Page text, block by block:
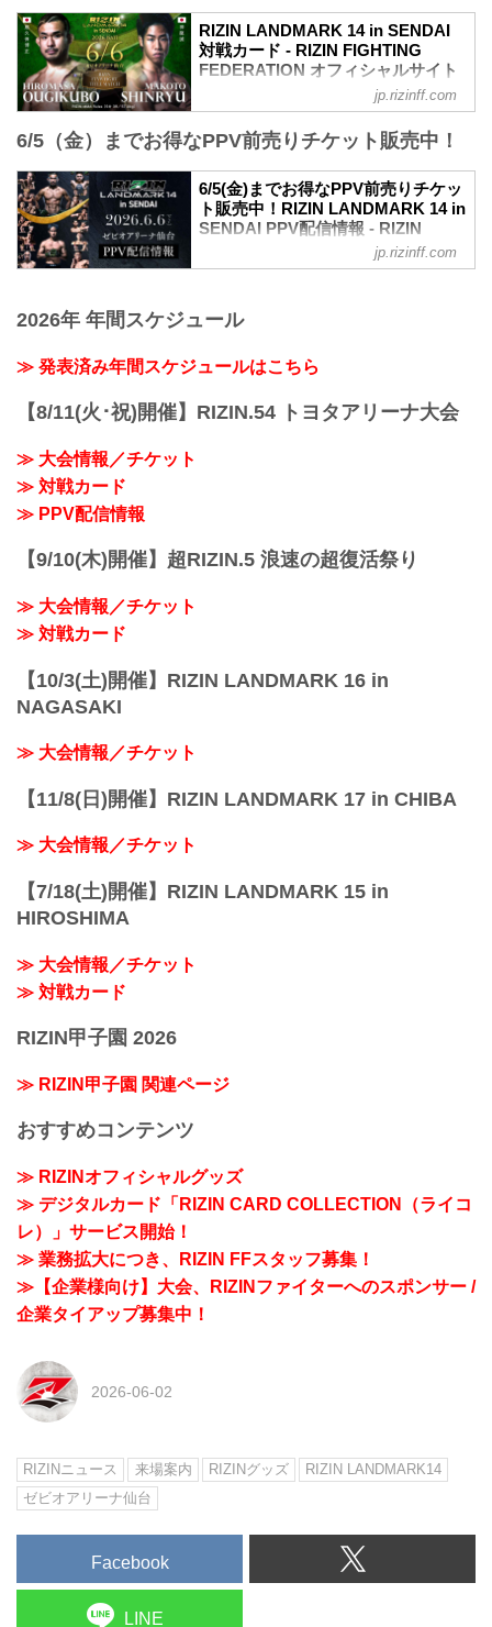
5/22（金）更新
5/23（土）10時よりチケット追加販売が
決定！
決定！RIZIN LANDMARK 14 in SENDAI -
RIZIN FIGHTING FEDERATION オフィシ
ャルサイト
大好評につき完売間近となっていたRIZIN
LANDMARK 14 in SENDAIのチケット追
加販売が決定したぞ！
追加販売は、明日5月23日（土）10時より
受付スタート！完売でチケットを手に入
れることが出来なかった方は是非、こ
RIZIN LANDMARK 14 in SENDAI
対戦カード - RIZIN FIGHTING
FEDERATION オフィシャルサイト
保博正 vs. 神龍誠
RIZIN MMAルール：5分 3R（57.0kg）
扇久保博正 vs. 神龍誠
第7試合／元谷友貴 vs. トニー・ララミー
RIZIN MMAルール：5分 3R（57.0kg）
元谷友貴 vs. トニー・ララミー
酒井リョウ vs. 貴賢神
vs. 芳賀ビラル海
jp.rizinff.com
6/5（金）までお得なPPV前売りチケット販売中！
6/5(金)までお得なPPV前売りチケッ
ト販売中！RIZIN LANDMARK 14 in
SENDAI PPV配信情報 - RIZIN
FIGHTING FEDERATION オフィシ
ャルサイト
配信チケットが、5月15日（金）12時より
ABEMA、U-NEXTにて販売がスタートし
たぞ！（※スカパー！は5/23(土)販売開
お得なPPV前売りチケットは、大会前日
jp.rizinff.com
2026年 年間スケジュール
≫ 発表済み年間スケジュールはこちら
【8/11(火･祝)開催】RIZIN.54 トヨタアリーナ大会
≫ 大会情報／チケット
≫ 対戦カード
≫ PPV配信情報
【9/10(木)開催】超RIZIN.5 浪速の超復活祭り
≫ 大会情報／チケット
≫ 対戦カード
【10/3(土)開催】RIZIN LANDMARK 16 in
NAGASAKI
≫ 大会情報／チケット
【11/8(日)開催】RIZIN LANDMARK 17 in CHIBA
≫ 大会情報／チケット
【7/18(土)開催】RIZIN LANDMARK 15 in
HIROSHIMA
≫ 大会情報／チケット
≫ 対戦カード
RIZIN甲子園 2026
≫ RIZIN甲子園 関連ページ
おすすめコンテンツ
≫ RIZINオフィシャルグッズ
≫ デジタルカード「RIZIN CARD COLLECTION（ライコ
レ）」サービス開始！
≫ 業務拡大につき、RIZIN FFスタッフ募集！
≫【企業様向け】大会、RIZINファイターへのスポンサー /
企業タイアップ募集中！
2026-06-02
RIZINニュース 来場案内 RIZINグッズ
RIZIN LANDMARK14
ゼビオアリーナ仙台
Facebook
LINE